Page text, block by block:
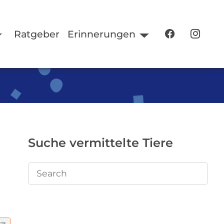
Ratgeber Erinnerungen
Suche vermittelte Tiere